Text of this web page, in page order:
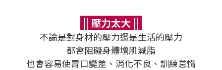
|| 壓力太大 ||
不論是對身材的壓力還是生活的壓力
都會阻礙身體增肌減脂
也會容易使胃口變差、消化不良、訓練怠惰